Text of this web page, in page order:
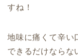
すね！
地味に痛くて辛い
できるだけならな